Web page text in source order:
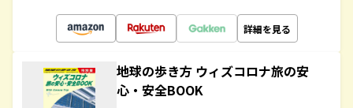
詳細を見る
地球の歩き方 ウィズコロナ旅の安
心・安全BOOK